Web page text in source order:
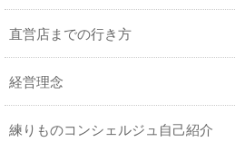
直営店までの行き方
経営理念
練りものコンシェルジュ自己紹介